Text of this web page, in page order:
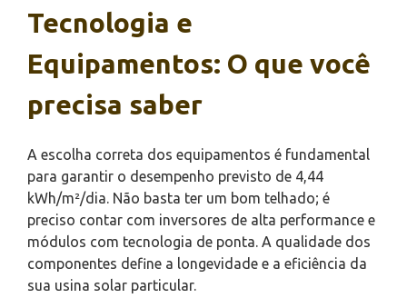
Tecnologia e
Equipamentos: O que você
precisa saber
A escolha correta dos equipamentos é fundamental
para garantir o desempenho previsto de 4,44
kWh/m²/dia. Não basta ter um bom telhado; é
preciso contar com inversores de alta performance e
módulos com tecnologia de ponta. A qualidade dos
componentes define a longevidade e a eficiência da
sua usina solar particular.